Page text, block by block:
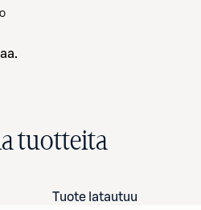
tuotteita
Tuote latautuu